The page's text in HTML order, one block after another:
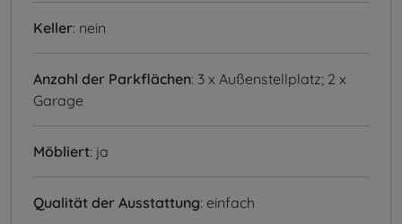
Keller: nein
Anzahl der Parkflächen: 3 x Außenstellplatz; 2 x
Garage
Möbliert: ja
Qualität der Ausstattung: einfach